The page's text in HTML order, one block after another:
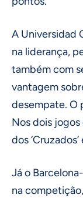
A Universidad
na liderança,
também com
vantagem
desempate. O
Nos dois
dos
Já o
na